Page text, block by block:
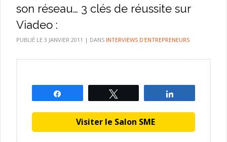
son réseau… 3 clés de réussite sur
Viadeo :
PUBLIÉ LE 3 JANVIER 2011 | DANS INTERVIEWS D'ENTREPRENEURS
Visiter le Salon SME